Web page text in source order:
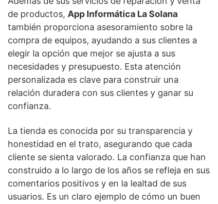
de productos, App Informática La Solana
también proporciona asesoramiento sobre la
compra de equipos, ayudando a sus clientes a
elegir la opción que mejor se ajusta a sus
necesidades y presupuesto. Esta atención
personalizada es clave para construir una
relación duradera con sus clientes y ganar su
confianza.
La tienda es conocida por su transparencia y
honestidad en el trato, asegurando que cada
cliente se sienta valorado. La confianza que han
construido a lo largo de los años se refleja en sus
comentarios positivos y en la lealtad de sus
usuarios. Es un claro ejemplo de cómo un buen